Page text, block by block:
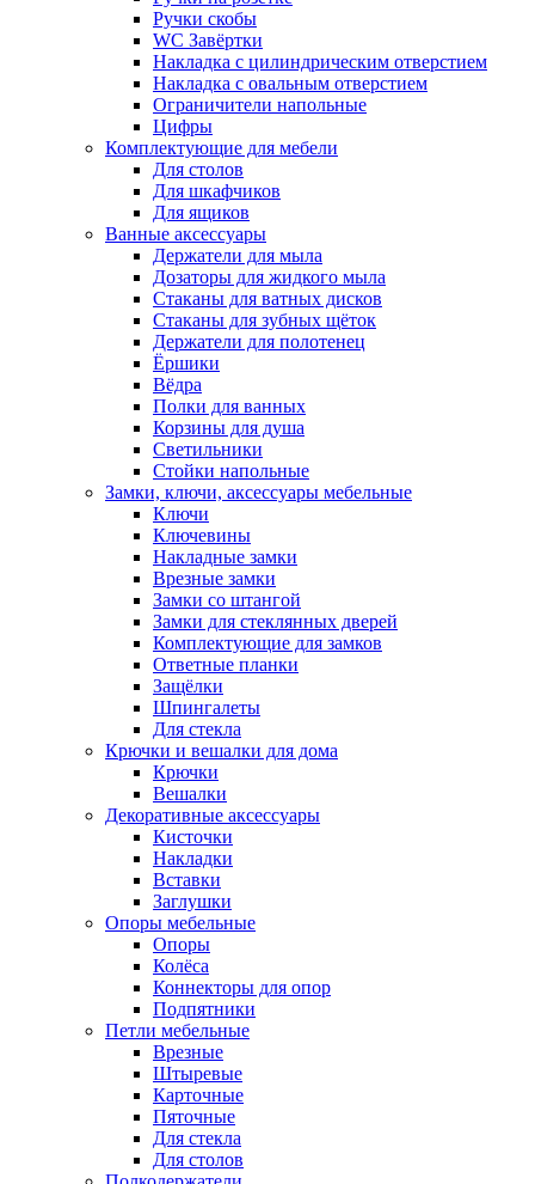
Ручки скобы
WC Завёртки
Накладка с цилиндрическим отверстием
Накладка с овальным отверстием
Ограничители напольные
Цифры
Комплектующие для мебели
Для столов
Для шкафчиков
Для ящиков
Ванные аксессуары
Держатели для мыла
Дозаторы для жидкого мыла
Стаканы для ватных дисков
Стаканы для зубных щёток
Держатели для полотенец
Ёршики
Вёдра
Полки для ванных
Корзины для душа
Светильники
Стойки напольные
Замки, ключи, аксессуары мебельные
Ключи
Ключевины
Накладные замки
Врезные замки
Замки со штангой
Замки для стеклянных дверей
Комплектующие для замков
Ответные планки
Защёлки
Шпингалеты
Для стекла
Крючки и вешалки для дома
Крючки
Вешалки
Декоративные аксессуары
Кисточки
Накладки
Вставки
Заглушки
Опоры мебельные
Опоры
Колёса
Коннекторы для опор
Подпятники
Петли мебельные
Врезные
Штыревые
Карточные
Пяточные
Для стекла
Для столов